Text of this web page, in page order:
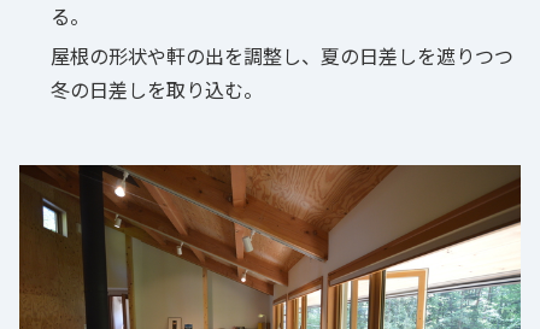
る。
屋根の形状や軒の出を調整し、夏の日差しを遮りつつ
冬の日差しを取り込む。